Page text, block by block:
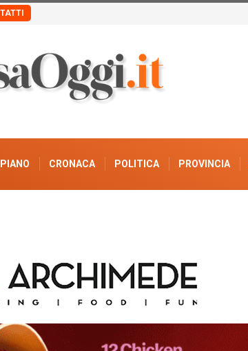
CRONACA POLITICA PROVINCIA